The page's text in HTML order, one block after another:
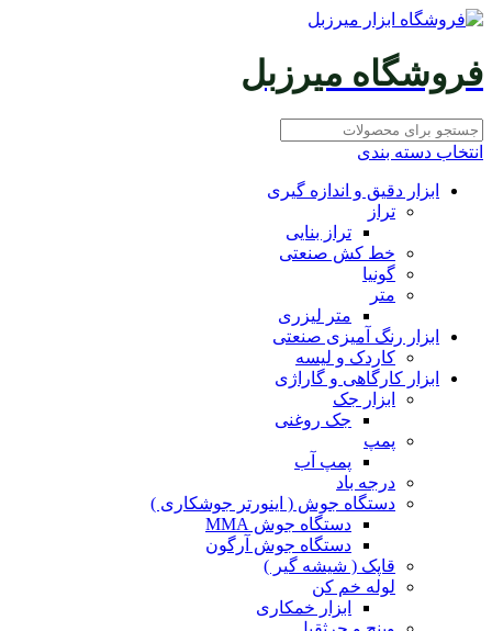
فروشگاه میرزبل
انتخاب دسته بندی
ابزار دقیق و اندازه گیری
تراز
تراز بنایی
خط کش صنعتی
گونیا
متر
متر لیزری
ابزار رنگ آمیزی صنعتی
کاردک و لیسه
ابزار کارگاهی و گاراژی
ابزار جک
جک روغنی
پمپ
پمپ آب
درجه باد
دستگاه جوش ( اینورتر جوشکاری )
دستگاه جوش MMA
دستگاه جوش آرگون
قاپک ( شیشه گیر )
لوله خم کن
ابزار خمکاری